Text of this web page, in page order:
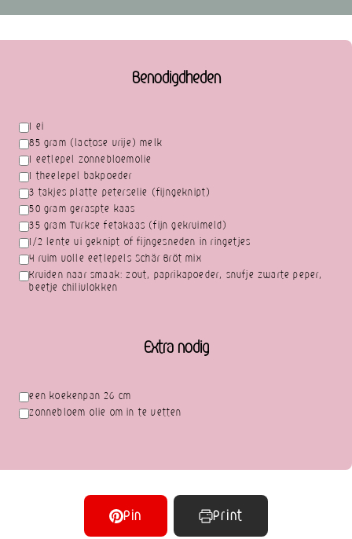
Benodigdheden
1 ei
85 gram (lactose vrije) melk
1 eetlepel zonnebloemolie
1 theelepel bakpoeder
3 takjes platte peterselie (fijngeknipt)
50 gram geraspte kaas
35 gram Turkse fetakaas (fijn gekruimeld)
1/2 lente ui geknipt of fijngesneden in ringetjes
4 ruim volle eetlepels Schär Bröt mix
Kruiden naar smaak: zout, paprikapoeder, snufje zwarte peper,
beetje chilivlokken
Extra nodig
een koekenpan 26 cm
zonnebloem olie om in te vetten
Pin Print